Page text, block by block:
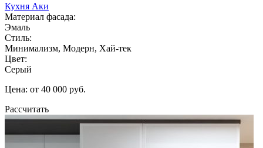
Кухня Аки
Материал фасада:
Эмаль
Стиль:
Минимализм, Модерн, Хай-тек
Цвет:
Серый
Цена: от 40 000 руб.
Рассчитать